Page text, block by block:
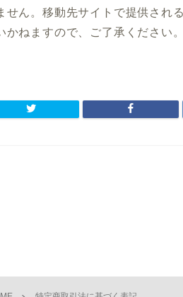
せん。移動先サイトで提供され
かねますので、ご了承ください。